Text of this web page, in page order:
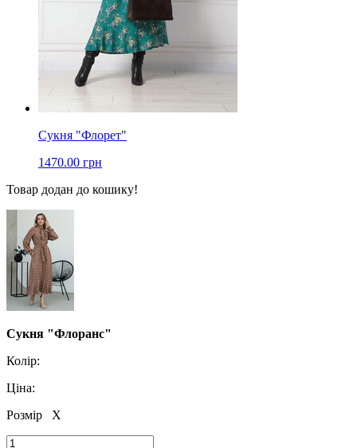
Сукня "Флорет"
1470.00 грн
Товар додан до кошику!
Сукня "Флоранс"
Колір:
Ціна:
Розмір
X